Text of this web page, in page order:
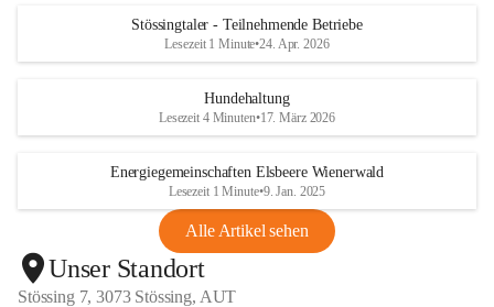
Stössingtaler - Teilnehmende Betriebe
Lesezeit 1 Minute•24. Apr. 2026
Hundehaltung
Lesezeit 4 Minuten•17. März 2026
Energiegemeinschaften Elsbeere Wienerwald
Lesezeit 1 Minute•9. Jan. 2025
Alle Artikel sehen
Unser Standort
Stössing 7, 3073 Stössing, AUT